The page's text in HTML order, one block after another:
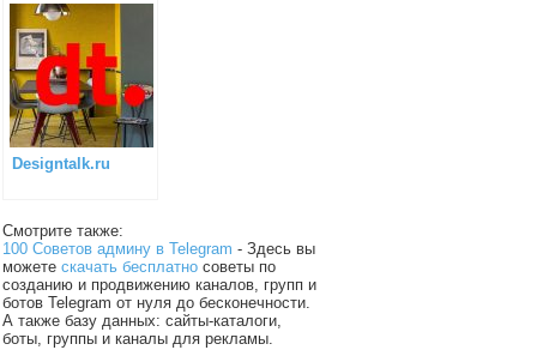
Designtalk.ru
Смотрите также:
100 Советов админу в Telegram - Здесь вы
можетескачать бесплатно советы по
созданию и продвижению каналов, групп и
ботов Telegram от нуля до бесконечности.
А также базу данных: сайты-каталоги,
боты, группы и каналы для рекламы.